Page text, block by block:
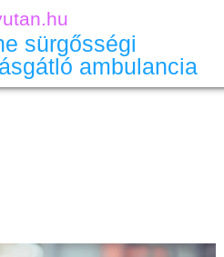
sürgősségi
ambulancia